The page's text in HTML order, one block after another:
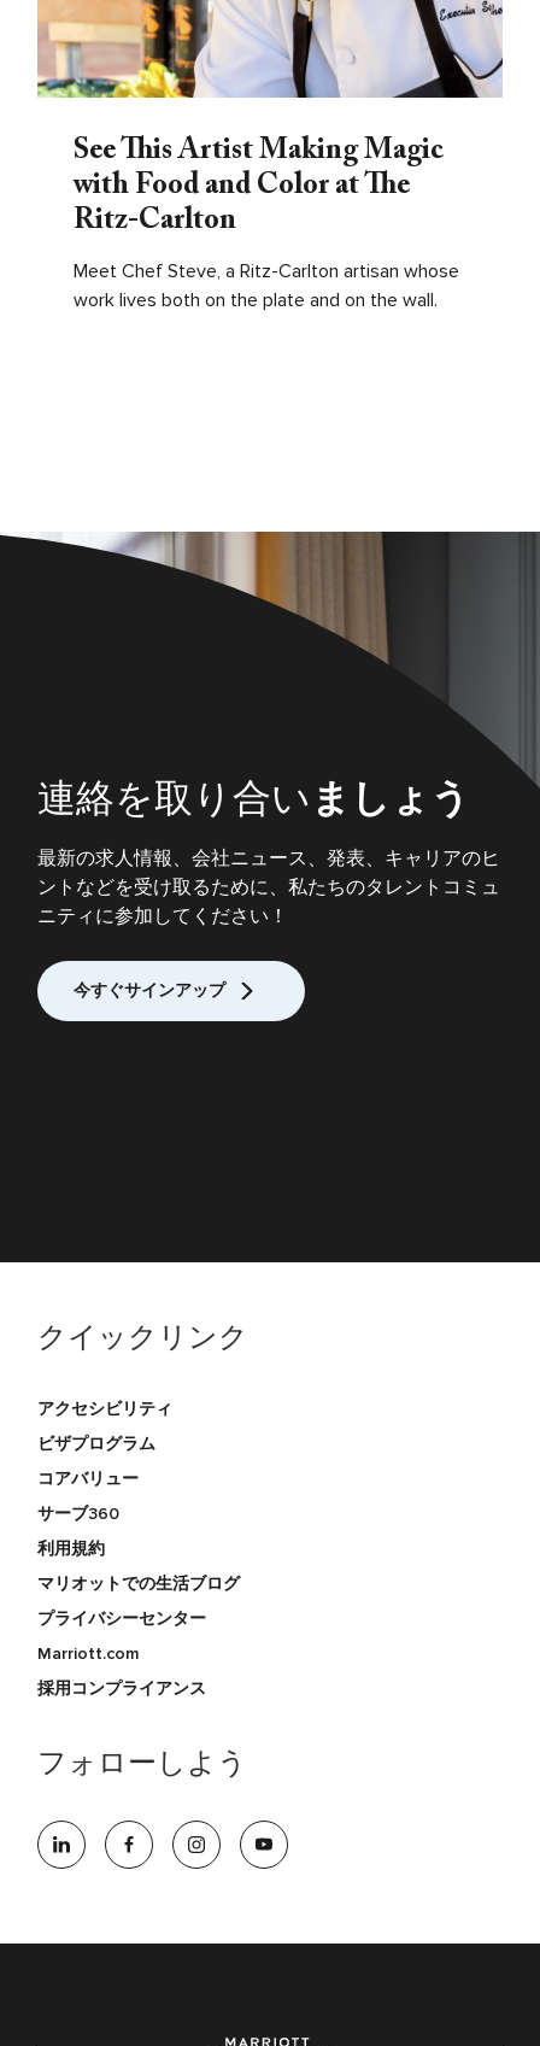
See This Artist Making Magic
with Food and Color at The
Ritz‑Carlton
Meet Chef Steve, a Ritz-Carlton artisan whose
work lives both on the plate and on the wall.
連絡を取り合い ましょう
最新の求人情報、会社ニュース、発表、キャリアのヒ
ントなどを受け取るために、私たちのタレントコミュ
ニティに参加してください！
今すぐサインアップ
クイックリンク
アクセシビリティ
ビザプログラム
コアバリュー
サーブ360
利用規約
マリオットでの生活ブログ
プライバシーセンター
Marriott.com
採用コンプライアンス
フォローしよう